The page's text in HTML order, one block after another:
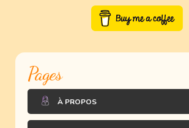
Pages
À PROPOS